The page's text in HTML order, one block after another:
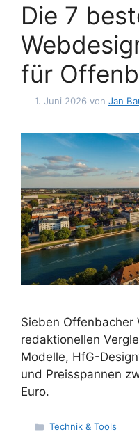
Die 7
für
1. Juni 2026 von Jan
Sieben Offenbacher
redaktionellen
Modelle, HfG-
und Preisspannen
Euro.
Kategorien
Technik & Tools